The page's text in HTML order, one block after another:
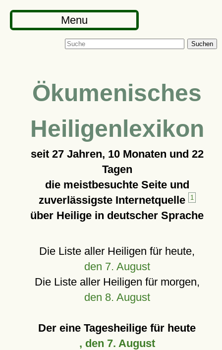
Menu
Suchen
Ökumenisches
Heiligenlexikon
seit 27 Jahren, 10 Monaten und 22
Tagen
die meistbesuchte Seite und
zuverlässigste Internetquelle
1
über Heilige in deutscher Sprache
Die Liste aller Heiligen für heute,
den 7. August
Die Liste aller Heiligen für morgen,
den 8. August
Der eine Tagesheilige für heute
, den 7. August